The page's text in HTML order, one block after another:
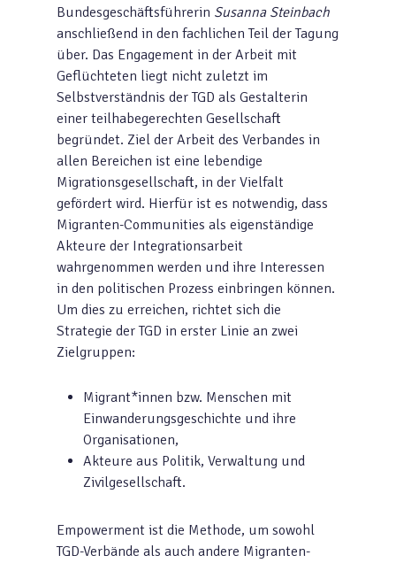
Bundesgeschäftsführerin Susanna Steinbach
anschließend in den fachlichen Teil der Tagung
über. Das Engagement in der Arbeit mit
Geflüchteten liegt nicht zuletzt im
Selbstverständnis der TGD als Gestalterin
einer teilhabegerechten Gesellschaft
begründet. Ziel der Arbeit des Verbandes in
allen Bereichen ist eine lebendige
Migrationsgesellschaft, in der Vielfalt
gefördert wird. Hierfür ist es notwendig, dass
Migranten-Communities als eigenständige
Akteure der Integrationsarbeit
wahrgenommen werden und ihre Interessen
in den politischen Prozess einbringen können.
Um dies zu erreichen, richtet sich die
Strategie der TGD in erster Linie an zwei
Zielgruppen:
Migrant*innen bzw. Menschen mit
Einwanderungsgeschichte und ihre
Organisationen,
Akteure aus Politik, Verwaltung und
Zivilgesellschaft.
Empowerment ist die Methode, um sowohl
TGD-Verbände als auch andere Migranten-